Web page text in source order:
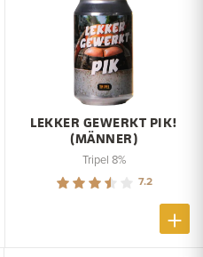
LEKKER GEWERKT PIK!
(MÄNNER)
Tripel 8%
7.2